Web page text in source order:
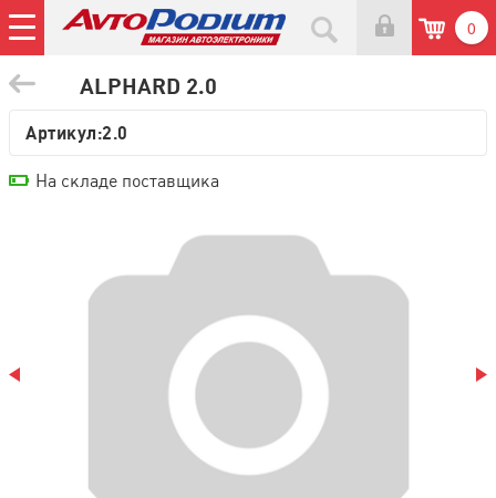
0
ALPHARD 2.0
Артикул:2.0
На складе поставщика